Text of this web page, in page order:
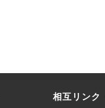
相互リンク